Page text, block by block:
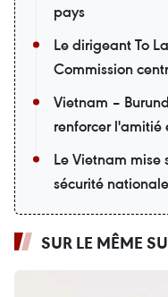
pays
Le dirigeant To
Commission
Vietnam –
renforcer
Le Vietnam
sécurité nationale
SUR LE MÊME